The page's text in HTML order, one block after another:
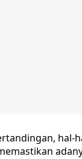
hal-